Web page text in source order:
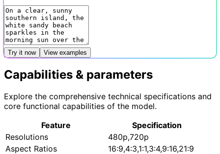
Try it now View examples
Capabilities & parameters
Explore the comprehensive technical specifications and
core functional capabilities of the model.
Feature
Specification
Resolutions
480p,720p
Aspect Ratios
16:9,4:3,1:1,3:4,9:16,21:9